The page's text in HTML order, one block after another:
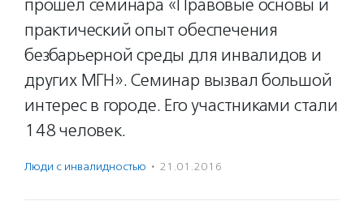
прошёл семинара «Правовые основы и
практический опыт обеспечения
безбарьерной среды для инвалидов и
других МГН». Семинар вызвал большой
интерес в городе. Его участниками стали
148 человек.
Люди с инвалидностью · 21.01.2016